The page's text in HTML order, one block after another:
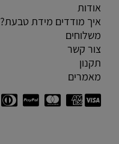
אודות
איך מודדים מידת טבעת?
משלוחים
צור קשר
תקנון
מאמרים